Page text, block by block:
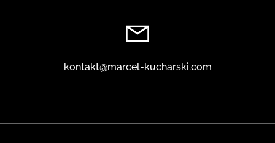
kontakt@marcel-kucharski.com